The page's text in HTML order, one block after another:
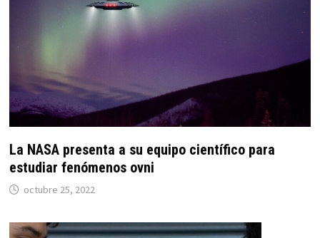
La NASA presenta a su equipo científico para
estudiar fenómenos ovni
octubre 25, 2022